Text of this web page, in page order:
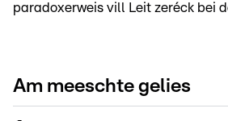
paradoxerweis vill Leit zeréck bei
Am meeschte gelies